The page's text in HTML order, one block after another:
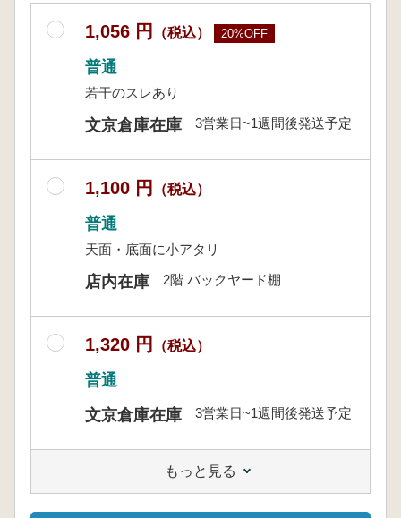
1,056 円 （税込） 20%OFF
普通
若干のスレあり
文京倉庫在庫 3営業日~1週間後発送予定
1,100 円 （税込）
普通
天面・底面に小アタリ
店内在庫 2階 バックヤード棚
1,320 円 （税込）
普通
文京倉庫在庫
3営業日~1週間後発送予定
もっと見る